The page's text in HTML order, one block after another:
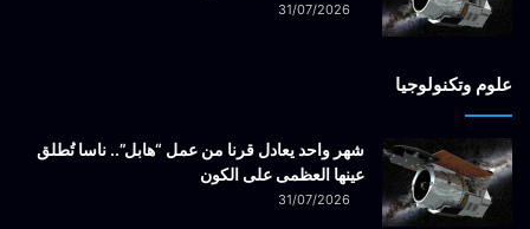
31/07/2026
علوم وتكنولوجيا
شهر واحد يعادل قرنا من عمل “هابل”.. ناسا تُطلق
عينها العظمى على الكون
31/07/2026